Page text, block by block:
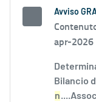
Avviso
apr-2026
Bilancio
n